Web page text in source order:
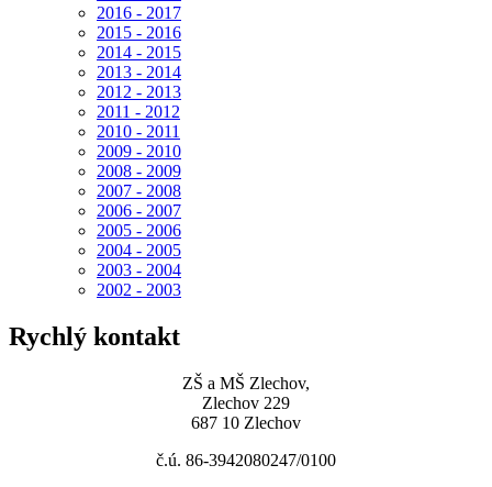
2016 - 2017
2015 - 2016
2014 - 2015
2013 - 2014
2012 - 2013
2011 - 2012
2010 - 2011
2009 - 2010
2008 - 2009
2007 - 2008
2006 - 2007
2005 - 2006
2004 - 2005
2003 - 2004
2002 - 2003
Rychlý kontakt
ZŠ a MŠ Zlechov,
Zlechov 229
687 10 Zlechov
č.ú. 86-3942080247/0100